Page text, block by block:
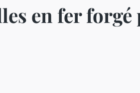
en fer